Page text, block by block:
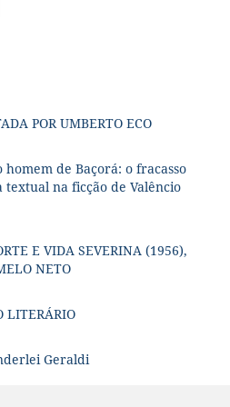
POR UMBERTO ECO
de Baçorá: o fracasso
na ficção de Valêncio
E VIDA SEVERINA (1956),
NETO
LITERÁRIO
Geraldi